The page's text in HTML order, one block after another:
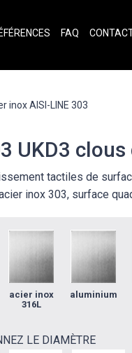
inox AISI-LINE 303
UKD3
tactiles de
inox 303, surface
acier inox
316L
aluminium
LE DIAMÈTRE
FAQ